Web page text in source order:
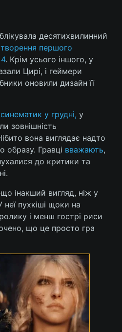
Війна
Світ
Наука
Лайт
Погода
Статті
Думки
десятихвилинний
першого
. Крім усього іншого, у
Цирі, і геймери
оновили дизайн її
у грудні, у
зовнішність
вона виглядає надто
образу. Гравці вважають,
до критики та
інакший вигляд, ніж у
пухкіші щоки на
і менш гострі риси
що це просто гра